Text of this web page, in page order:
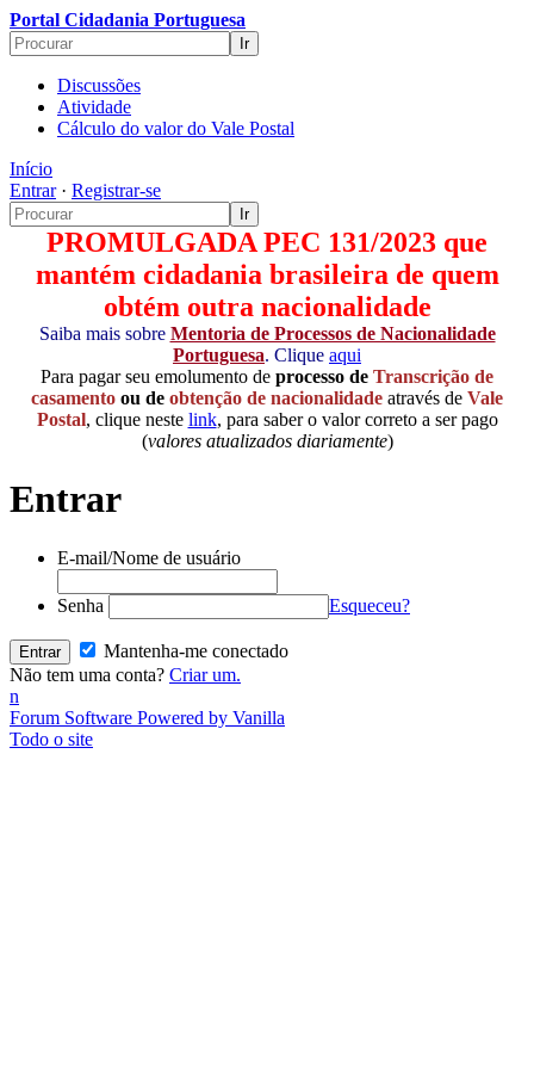
Portal Cidadania Portuguesa
Discussões
Atividade
Cálculo do valor do Vale Postal
Início
Entrar · Registrar-se
PROMULGADA PEC 131/2023 que
mantém cidadania brasileira de quem
obtém outra nacionalidade
Saiba mais sobre Mentoria de Processos de Nacionalidade
Portuguesa. Clique aqui
Para pagar seu emolumento de processo de Transcrição de
casamento ou de obtenção de nacionalidade através de Vale
Postal, clique neste link, para saber o valor correto a ser pago
(valores atualizados diariamente)
Entrar
E-mail/Nome de usuário
Senha Esqueceu?
Mantenha-me conectado
Não tem uma conta? Criar um.
n
Forum Software Powered by Vanilla
Todo o site